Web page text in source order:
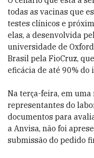
todas as vacinas que
testes clínicos e
elas, a desenvolvida
universidade de
Brasil pela FioCruz,
eficácia de até 90% do
Na terça-feira, em
representantes do
documentos para
a Anvisa, não foi
submissão do pedido